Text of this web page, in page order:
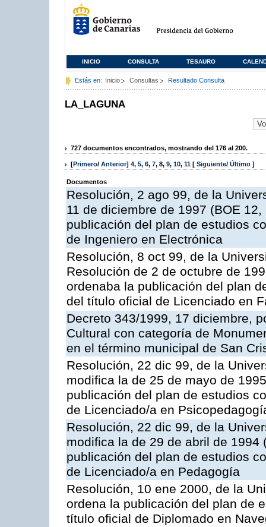
INICIO CONSULTA TESAURO
Estás en: Inicio Consultas Resultado Consulta
LA_LAGUNA
727 documentos encontrados, mostrando del 176 al 200.
[Primero/ Anterior] 4, 5, 6, 7, 8, 9, 10, 11 [ Siguiente/ Último ]
Documentos
Resolución, 2 ago 99, de la
11 de diciembre de 1997 (BOE
publicación del plan de estudios
de Ingeniero en Electrónica
Resolución, 8 oct 99, de la
Resolución de 2 de octubre de
ordenaba la publicación del plan
del título oficial de Licenciado en
Decreto 343/1999, 17 diciembre,
Cultural con categoría de
en el término municipal de San
Resolución, 22 dic 99, de la
modifica la de 25 de mayo de
publicación del plan de estudios
de Licenciado/a en
Resolución, 22 dic 99, de la
modifica la de 29 de abril de 1994
publicación del plan de estudios
de Licenciado/a en Pedagogía
Resolución, 10 ene 2000, de la
ordena la publicación del plan de
título oficial de Diplomado en